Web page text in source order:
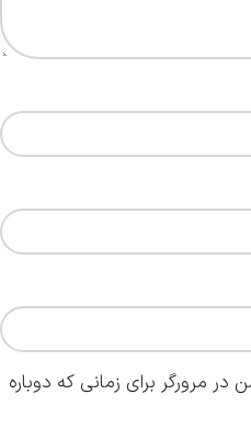
مرورگر برای زمانی که دوباره